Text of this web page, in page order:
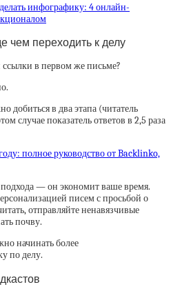
инфографику: 4 онлайн-
чем переходить к делу
в первом же письме?
добиться в два этапа (читатель
случае показатель ответов в 2,5 раза
— он экономит ваше время.
писем с просьбой о
отправляйте ненавязчивые
почву.
начинать более
по делу.